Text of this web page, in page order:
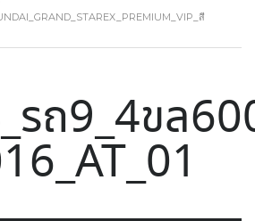
สี
รถ9_4ขล